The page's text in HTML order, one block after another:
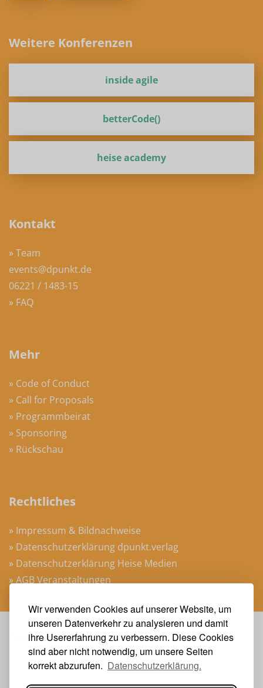
Wir verwenden Cookies auf unserer Website, um
unseren Datenverkehr zu analysieren und damit
ihre Usererfahrung zu verbessern. Diese Cookies
sind aber nicht notwendig, um unsere Seiten
korrekt abzurufen. Datenschutzerklärung.
Weitere Konferenzen
inside agile
betterCode()
heise academy
Kontakt
» Team
events@dpunkt.de
06221 / 1483-15
» FAQ
Mehr
» Code of Conduct
» Call for Proposals
» Programmbeirat
» Sponsoring
» Rückschau
Rechtliches
» Impressum & Bildnachweise
» Datenschutzerklärung dpunkt.verlag
» Datenschutzerklärung Heise Medien
» AGB Veranstaltungen
Veranstalter